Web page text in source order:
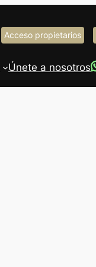
Acceso propietarios
Únete a nosotros